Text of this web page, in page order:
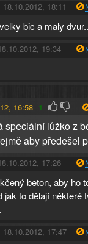
18.10.2012, 18:11
bic a maly
19:34
16:58 1
speciální lůžko z
aby předešel
17:26
beton, aby ho
jak to dělají některé
18.10.2012, 17:47